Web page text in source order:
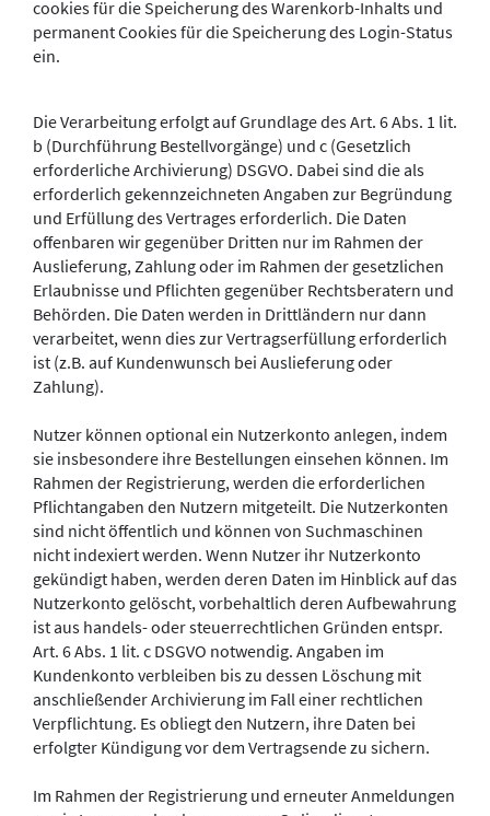
cookies für die Speicherung des Warenkorb-Inhalts und
permanent Cookies für die Speicherung des Login-Status
ein.
Die Verarbeitung erfolgt auf Grundlage des Art. 6 Abs. 1 lit.
b (Durchführung Bestellvorgänge) und c (Gesetzlich
erforderliche Archivierung) DSGVO. Dabei sind die als
erforderlich gekennzeichneten Angaben zur Begründung
und Erfüllung des Vertrages erforderlich. Die Daten
offenbaren wir gegenüber Dritten nur im Rahmen der
Auslieferung, Zahlung oder im Rahmen der gesetzlichen
Erlaubnisse und Pflichten gegenüber Rechtsberatern und
Behörden. Die Daten werden in Drittländern nur dann
verarbeitet, wenn dies zur Vertragserfüllung erforderlich
ist (z.B. auf Kundenwunsch bei Auslieferung oder
Zahlung).
Nutzer können optional ein Nutzerkonto anlegen, indem
sie insbesondere ihre Bestellungen einsehen können. Im
Rahmen der Registrierung, werden die erforderlichen
Pflichtangaben den Nutzern mitgeteilt. Die Nutzerkonten
sind nicht öffentlich und können von Suchmaschinen
nicht indexiert werden. Wenn Nutzer ihr Nutzerkonto
gekündigt haben, werden deren Daten im Hinblick auf das
Nutzerkonto gelöscht, vorbehaltlich deren Aufbewahrung
ist aus handels- oder steuerrechtlichen Gründen entspr.
Art. 6 Abs. 1 lit. c DSGVO notwendig. Angaben im
Kundenkonto verbleiben bis zu dessen Löschung mit
anschließender Archivierung im Fall einer rechtlichen
Verpflichtung. Es obliegt den Nutzern, ihre Daten bei
erfolgter Kündigung vor dem Vertragsende zu sichern.
Im Rahmen der Registrierung und erneuter Anmeldungen